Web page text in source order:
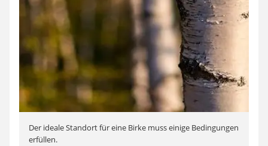
Der ideale Standort für eine Birke muss einige Bedingungen
erfüllen.